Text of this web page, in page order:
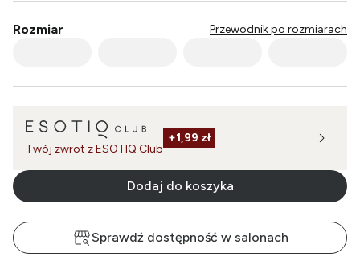
Rozmiar Przewodnik po rozmiarach
Twój zwrot z ESOTIQ Club
+1,99 zł
Dodaj do koszyka
Sprawdź dostępność w salonach